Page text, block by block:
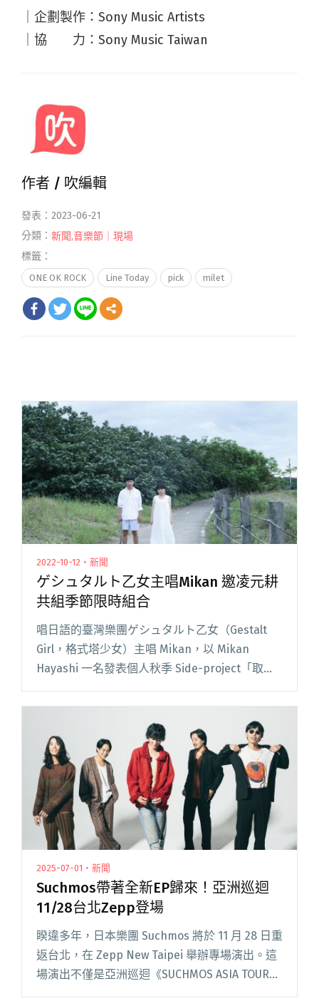
｜企劃製作：Sony Music Artists
｜協 力：Sony Music Taiwan
作者 / 吹編輯
發表：2023-06-21
分類： 新聞,音樂節｜現場
標籤：
ONE OK ROCK Line Today pick milet
2022-10-12・新聞
ゲシュタルト乙女主唱Mikan 邀凌元耕
共組季節限時組合
唱日語的臺灣樂團ゲシュタルト乙女（Gestalt
Girl，格式塔少女）主唱 Mikan，以 Mikan
Hayashi 一名發表個人秋季 Side-project「取暖
實驗室」，邀請來自台灣和日本兩地風格類型不
同的音樂人、藝術家共同創作，閱讀全文 "ゲシ
ュタルト乙女主唱Mikan 邀凌元耕共組季節限時
組合"
2025-07-01・新聞
Suchmos帶著全新EP歸來！亞洲巡迴
11/28台北Zepp登場
睽違多年，日本樂團 Suchmos 將於 11 月 28 日重
返台北，在 Zepp New Taipei 舉辦專場演出。這
場演出不僅是亞洲巡迴《SUCHMOS ASIA TOUR